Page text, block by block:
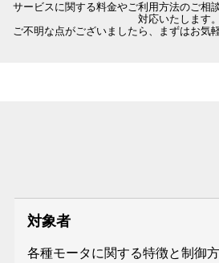
サービスに関する料金やご利用方法のご相
対応いたします。
ご不明な点がございましたら、まずはお気
対象者
各種モータに関する特徴と制御